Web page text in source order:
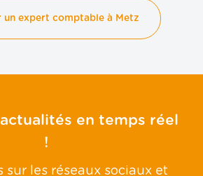
un expert comptable à Metz
en temps réel
!
sur les réseaux sociaux et